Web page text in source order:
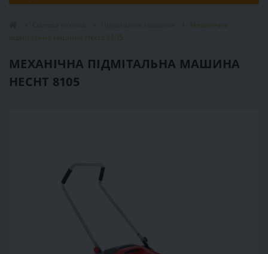
Механічна
підмітальна машина Hecht 8105
МЕХАНІЧНА ПІДМІТАЛЬНА МАШИНА
HECHT 8105